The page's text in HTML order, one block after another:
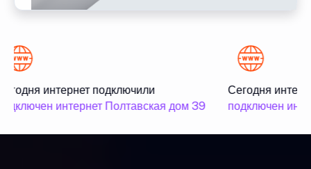
интернет подключили
интернет Полтавская дом 39
Сегодня
подключен